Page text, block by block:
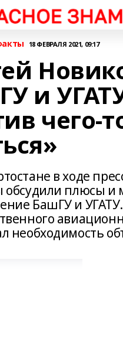
18 ФЕВРАЛЯ 2021, 09:17
и
чего-
в ходе
обсудили плюсы и
БашГУ и
необходимость